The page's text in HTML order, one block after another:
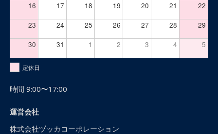
16 17 18 19 20 21 22
23 24 25 26 27 28 29
30 31 1 2 3 4 5
定休日
時間 9:00〜17:00
運営会社
株式会社ヅッカコーポレーション